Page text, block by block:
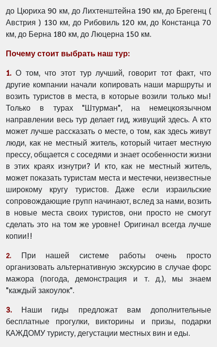
до Цюриха 90 км, до Лихтенштейна 190 км, до Брегенц (
Австрия ) 130 км, до Рибовиль 120 км, до Констанца 70
км, до Берна 180 км, до Люцерна 150 км.
Почему стоит выбрать наш тур:
1.О том, что этот тур лучший, говорит тот факт, что
другие компании начали копировать наши маршруты и
возить туристов в места, в которые возили только мы!
Только в турах "Штурман", на немецкоязычном
направлении весь тур делает гид, живущий здесь. А кто
может лучше рассказать о месте, о том, как здесь живут
люди, как не местный житель, который читает местную
прессу, общается с соседями и знает особенности жизни
в этих краях изнутри? И кто, как не местный житель,
может показать туристам места и местечки, неизвестные
широкому кругу туристов. Даже если израильские
сопровождающие групп начинают, вслед за нами, возить
в новые места своих туристов, они просто не смогут
сделать это на том же уровне! Оригинал всегда лучше
копии!!
2.
При нашей системе работы очень просто
организовать альтернативную экскурсию в случае форс
мажора (погода, демонстрация и т. д.), мы знаем
"каждый закоулок".
3.
Наши гиды предложат вам дополнительные
бесплатные прогулки, викторины и призы, подарки
КАЖДОМУ туристу, дегустации местных вин и еды.